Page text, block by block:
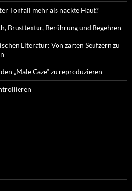
Tonfall mehr als nackte Haut?
Brusttextur, Berührung und Begehren
Literatur: Von zarten Seufzern zu
„Male Gaze“ zu reproduzieren